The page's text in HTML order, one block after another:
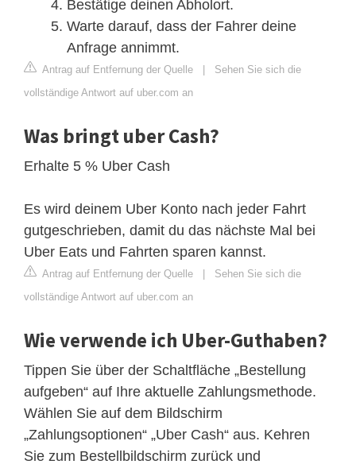
Bestätige deinen Abholort.
Warte darauf, dass der Fahrer deine
Anfrage annimmt.
Antrag auf Entfernung der Quelle | Sehen Sie sich die
vollständige Antwort auf uber.com an
Was bringt uber Cash?
Erhalte 5 % Uber Cash
Es wird deinem Uber Konto nach jeder Fahrt
gutgeschrieben, damit du das nächste Mal bei
Uber Eats und Fahrten sparen kannst.
Antrag auf Entfernung der Quelle | Sehen Sie sich die
vollständige Antwort auf uber.com an
Wie verwende ich Uber-Guthaben?
Tippen Sie über der Schaltfläche „Bestellung
aufgeben“ auf Ihre aktuelle Zahlungsmethode.
Wählen Sie auf dem Bildschirm
„Zahlungsoptionen“ „Uber Cash“ aus. Kehren
Sie zum Bestellbildschirm zurück und